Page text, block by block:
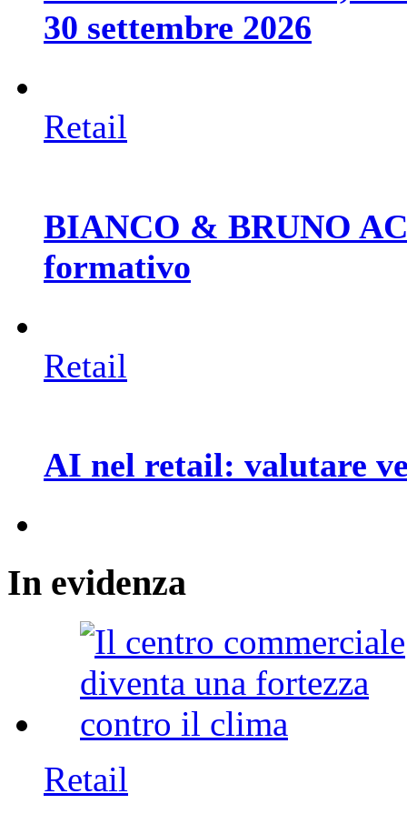
30 settembre 2026
Retail
BIANCO & BRUNO
formativo
Retail
AI nel retail: valutare
In evidenza
Retail